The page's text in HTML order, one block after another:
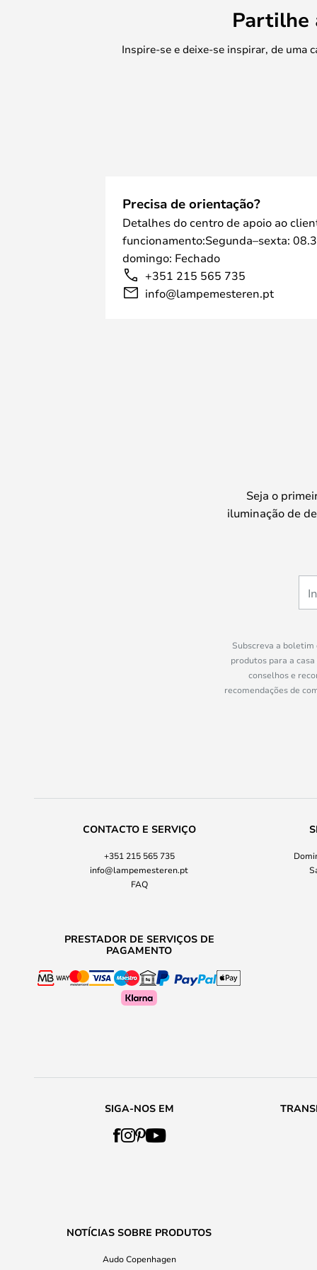
Partilhe
Inspire-se e deixe-se inspirar, de uma
Precisa de orientação?
Detalhes do centro de apoio ao
funcionamento:Segunda–sexta:
domingo: Fechado
+351 215 565 735
info@lampemesteren.pt
Seja o
iluminação de
Subscreva a
produtos para a
conselhos e
recomendações de
CONTACTO E SERVIÇO
+351 215 565 735
info@lampemesteren.pt
FAQ
PRESTADOR DE SERVIÇOS DE
PAGAMENTO
SIGA-NOS EM
NOTÍCIAS SOBRE PRODUTOS
Audo Copenhagen